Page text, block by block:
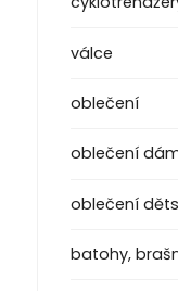
válce
oblečení
oblečení
oblečení
batohy,